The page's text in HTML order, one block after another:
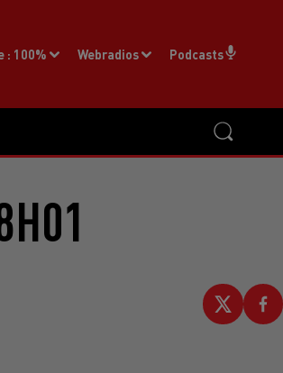
: 100% Webradios Podcasts